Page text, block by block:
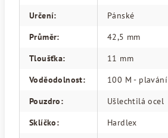
Určení:
Pánské
Průměr:
42,5 mm
Tloušťka:
11 mm
Voděodolnost:
100 M - plavání
Pouzdro:
Ušlechtilá ocel
Sklíčko:
Hardlex